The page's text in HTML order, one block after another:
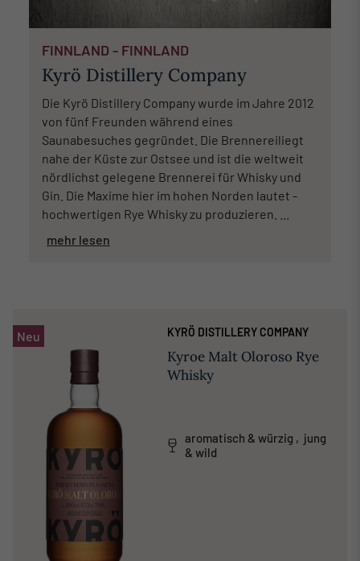
FINNLAND - FINNLAND
Kyrö Distillery Company
Die Kyrö Distillery Company wurde im Jahre 2012
von fünf Freunden während eines
Saunabesuches gegründet. Die Brennereiliegt
nahe der Küste zur Ostsee und ist die weltweit
nördlichst gelegene Brennerei für Whisky und
Gin. Die Maxime hier im hohen Norden lautet -
hochwertigen Rye Whisky zu produzieren. ...
mehr lesen
Neu KYRÖ DISTILLERY COMPANY
Kyroe Malt Oloroso Rye
Whisky
aromatisch & würzig , jung
& wild